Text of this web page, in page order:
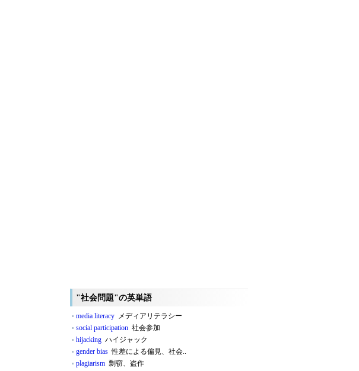
"社会問題"の英単語
media literacy メディアリテラシー
social participation 社会参加
hijacking ハイジャック
gender bias 性差による偏見、社会..
plagiarism 剽窃、盗作